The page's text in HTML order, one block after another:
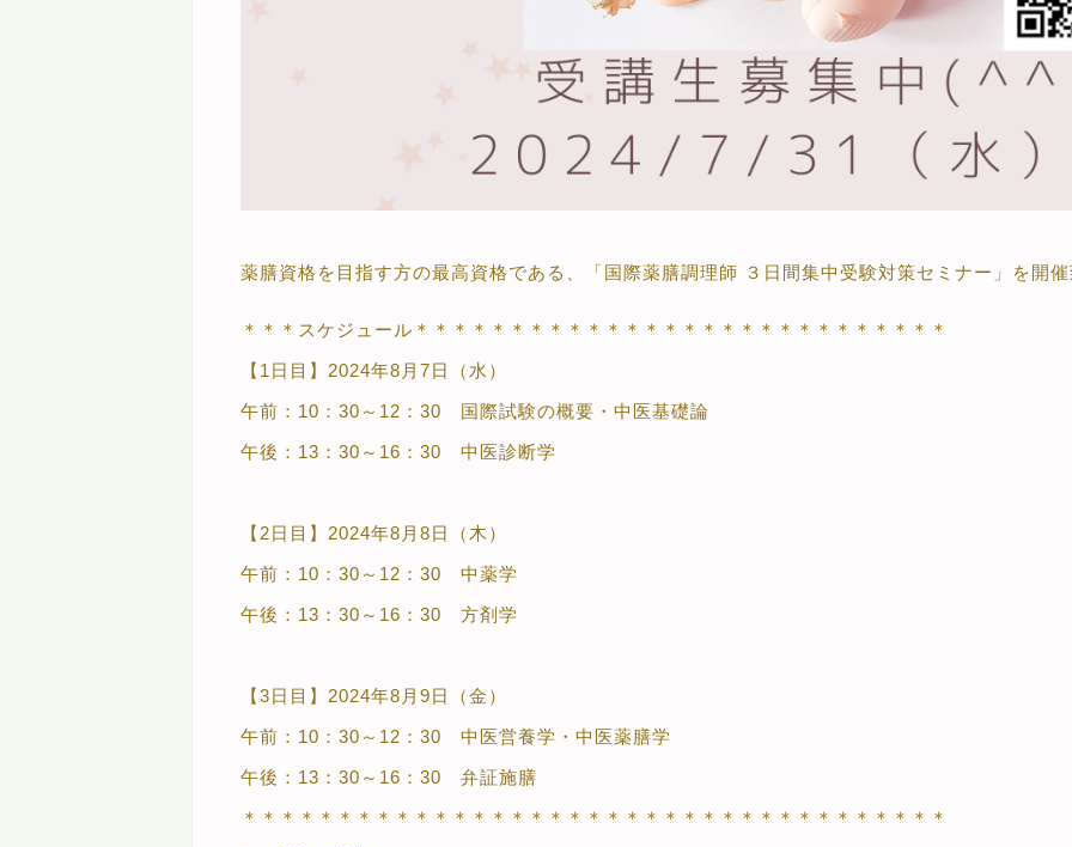
薬膳資格を目指す方の最高資格である、「国際薬膳調理師 ３日間集中受験対策セミナー」を開
＊＊＊スケジュール＊＊＊＊＊＊＊＊＊＊＊＊＊＊＊＊＊＊＊＊＊＊＊＊＊＊＊＊
【1日目】2024年8月7日（水）
午前：10：30～12：30 国際試験の概要・中医基礎論
午後：13：30～16：30 中医診断学
【2日目】2024年8月8日（木）
午前：10：30～12：30 中薬学
午後：13：30～16：30 方剤学
【3日目】2024年8月9日（金）
午前：10：30～12：30 中医営養学・中医薬膳学
午後：13：30～16：30 弁証施膳
＊＊＊＊＊＊＊＊＊＊＊＊＊＊＊＊＊＊＊＊＊＊＊＊＊＊＊＊＊＊＊＊＊＊＊＊＊